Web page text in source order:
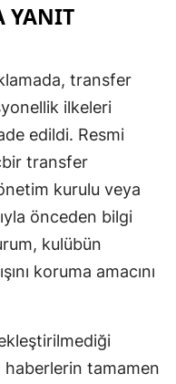
Gümüşhane
Hakkari
Isparta
Kars
YANIT
transfer
ilkeleri
edildi. Resmi
transfer
kurulu veya
önceden bilgi
kulübün
koruma amacını
haberlerin tamamen